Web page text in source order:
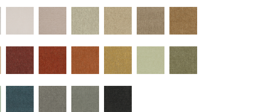
Pinterest
Youtube
Рабочий стол подрядчика